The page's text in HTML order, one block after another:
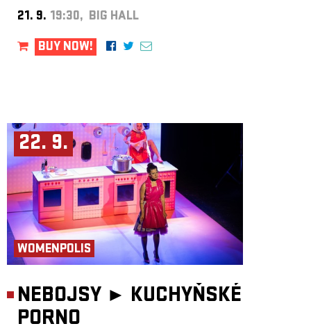
21. 9. 19:30, BIG HALL
BUY NOW!
22. 9.
WOMENPOLIS
NEBOJSY ► KUCHYŇSKÉ
PORNO